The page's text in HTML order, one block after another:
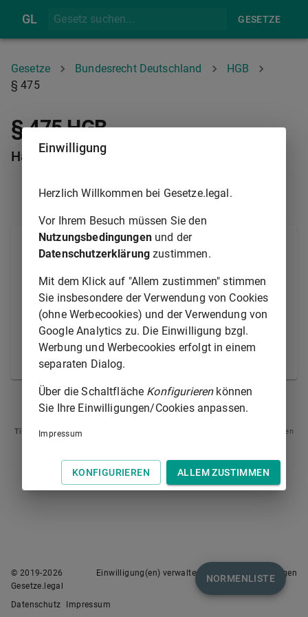
GL GESETZE
Gesetze Bundesrecht Deutschland
HGB
§ 475
§ 475 HGB
Haftung für Verlust oder Beschädigung
Der Lagerhalter haftet für den Schaden, der durch
Verlust oder Beschädigung des Gutes in der Zeit von
der Übernahme zur Lagerung bis zur Auslieferung
entsteht, es sei denn, daß der Schaden durch die
Sorgfalt eines ordentlichen Kaufmanns nicht
abgewendet werden konnte. Dies gilt auch dann,
wenn der Lagerhalter gemäß § 472 Abs. 2 das Gut
bei einem Dritten einlagert.
§ 474
Tipp
: Swipen Sie auf dem Bildschirm links oder rechts zur Navigation zwischen
NORMENLISTE
© 2019-2026
Gesetze.legal
Einwilligung(en) verwalten Nutzungsbedingungen
Datenschutz Impressum
Einwilligung
Herzlich Willkommen bei Gesetze.legal.
Vor Ihrem Besuch müssen Sie den
Nutzungsbedingungenund der
Datenschutzerklärung zustimmen.
Mit dem Klick auf "Allem zustimmen" stimmen
Sie insbesondere der Verwendung von Cookies
(ohne Werbecookies) und der Verwendung von
Google Analytics zu. Die Einwilligung bzgl.
Werbung und Werbecookies erfolgt in einem
separaten Dialog.
Über die Schaltfläche Konfigurierenkönnen
Sie Ihre Einwilligungen/Cookies anpassen.
Impressum
KONFIGURIEREN ALLEM ZUSTIMMEN